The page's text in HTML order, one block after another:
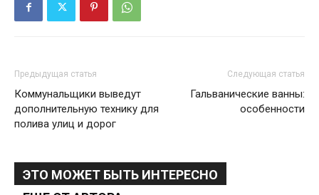
Предыдущая статья
Коммунальщики выведут
дополнительную технику для
полива улиц и дорог
Следующая статья
Гальванические ванны:
особенности
ЭТО МОЖЕТ БЫТЬ ИНТЕРЕСНО